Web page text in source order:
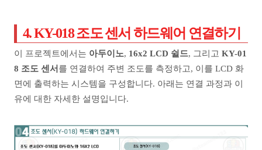
4. KY-018 조도 센서 하드웨어 연결하기
이 프로젝트에서는 아두이노, 16x2 LCD 쉴드, 그리고 KY-01
8 조도 센서 를 연결하여 주변 조도를 측정하고, 이를 LCD 화
면에 출력하는 시스템을 구성합니다. 아래는 연결 과정과 이
유에 대한 자세한 설명입니다.